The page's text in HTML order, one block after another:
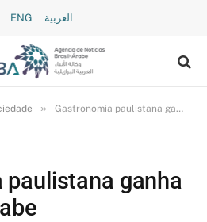
ENG العربية
» Gastronomia paulistana ganha nova casa árabe
paulistana ganha